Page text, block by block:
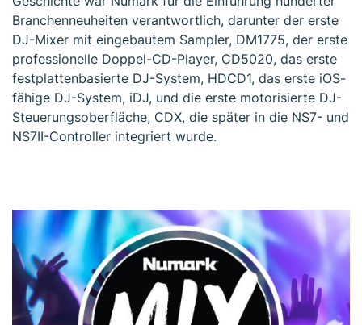
Branchenneuheiten verantwortlich, darunter der erste
DJ-Mixer mit eingebautem Sampler, DM1775, der erste
professionelle Doppel-CD-Player, CD5020, das erste
festplattenbasierte DJ-System, HDCD1, das erste iOS-
fähige DJ-System, iDJ, und die erste motorisierte DJ-
Steuerungsoberfläche, CDX, die später in die NS7- und
NS7II-Controller integriert wurde.